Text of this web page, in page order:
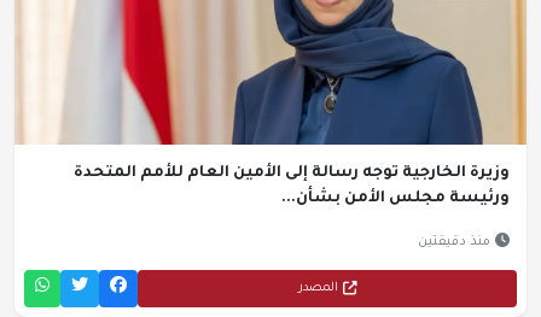
وزيرة الخارجية توجه رسالة إلى الأمين العام للأمم المتحدة
ورئيسة مجلس الأمن بشأن...
منذ دقيقتين
المصدر